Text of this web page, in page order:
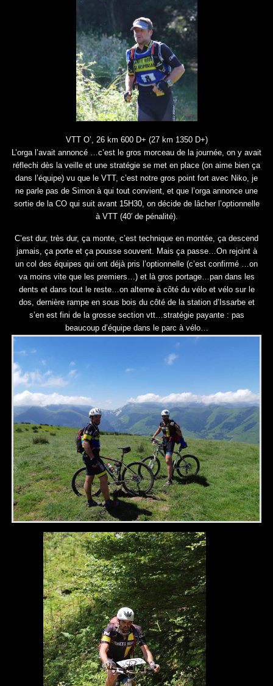
VTT O’, 26 km 600 D+ (27 km 1350 D+)
L’orga l’avait annoncé …c’est le gros morceau de la journée, on y avait
réflechi dès la veille et une stratégie se met en place (on aime bien ça
dans l’équipe) vu que le VTT, c’est notre gros point fort avec Niko, je
ne parle pas de Simon à qui tout convient, et que l’orga annonce une
sortie de la CO qui suit avant 15H30, on décide de lâcher l’optionnelle
à VTT (40′ de pénalité).
C’est dur, très dur, ça monte, c’est technique en montée, ça descend
jamais, ça porte et ça pousse souvent. Mais ça passe…On rejoint à
un col des équipes qui ont déjà pris l’optionnelle (c’est confirmé …on
va moins vite que les premiers…) et là gros portage…pan dans les
dents et dans tout le reste…on alterne à côté du vélo et vélo sur le
dos, dernière rampe en sous bois du côté de la station d’Issarbe et
s’en est fini de la grosse section vtt…stratégie payante : pas
beaucoup d’équipe dans le parc à vélo…